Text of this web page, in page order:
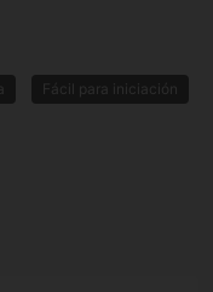
Fácil para iniciación